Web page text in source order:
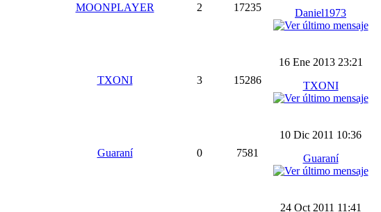
MOONPLAYER 2 17235
Daniel1973
TXONI 3 15286
16 Ene 2013 23:21
TXONI
Guaraní 0 7581
10 Dic 2011 10:36
Guaraní
24 Oct 2011 11:41